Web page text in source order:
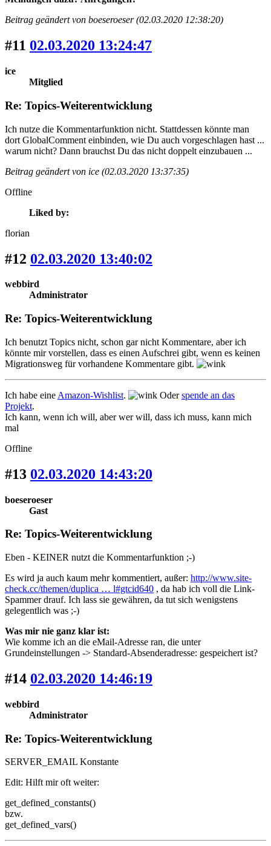
Beitrag geändert von boeseroeser (02.03.2020 12:38:20)
#11 02.03.2020 13:24:47
ice
Mitglied
Re: Topics-Weiterentwicklung
Ich nutze die Kommentarfunktion nicht. Stattdessen könnte man
dort GlobalComment einbinden, wie Du auch vorgeschlagen hast ...
warum nicht? Dann brauchst Du das nicht doppelt einzubauen ...
Beitrag geändert von ice (02.03.2020 13:37:35)
Offline
Liked by:
florian
#12 02.03.2020 13:40:02
webbird
Administrator
Re: Topics-Weiterentwicklung
Ich benutzt Topics nicht, schon gar nicht Kommentare, aber ich
könnte mir vorstellen, dass es einen Aufschrei gibt, wenn es keinen
Migrationsweg für vorhandene Kommentare gibt.
Ich habe eine Amazon-Wishlist. Oderspende an das
Projekt.
Ich kann, wenn ich will, aber wer will, dass ich muss, kann mich
mal
Offline
#13 02.03.2020 14:43:20
boeseroeser
Gast
Re: Topics-Weiterentwicklung
Eben - KEINER nutzt die Kommentarfunktion ;-)
Es wird ja auch kaum mehr kommentiert, außer: http://www.site-
check.cc/themen/duplica … l#gtcid640 , da hab ich voll die Link-
Spammer drauf. Ich lass sie gewähren, da tut sich wenigstens
gelegentlich was ;-)
Was mir nie ganz klar ist:
Wie komme ich an die eMail-Adresse ran, die unter
Grundeinstellungen -> Standard-Absenderadresse: gespeichert ist?
#14 02.03.2020 14:46:19
webbird
Administrator
Re: Topics-Weiterentwicklung
SERVER_EMAIL Konstante
Edit: Hilft mir oft weiter:
get_defined_constants()
bzw.
get_defined_vars()